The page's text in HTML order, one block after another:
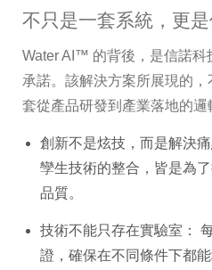
不只是一套系統，更
Water AI™ 的背後，是信諾科
承諾。該解決方案所展現的
套從產品研發到產業落地的邏
創新不是炫技，而是解決
孿生技術的整合，皆是為
品質。
技術不能只存在實驗室：
證，確保在不同條件下都能